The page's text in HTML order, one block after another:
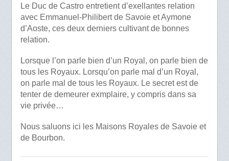
Le Duc de Castro entretient d’exellantes relation
avec Emmanuel-Philibert de Savoie et Aymone
d’Aoste, ces deux derniers cultivant de bonnes
relation.
Lorsque l’on parle bien d’un Royal, on parle bien de
tous les Royaux. Lorsqu’on parle mal d’un Royal,
on parle mal de tous les Royaux. Le secret est de
tenter de demeurer exmplaire, y compris dans sa
vie privée…
Nous saluons ici les Maisons Royales de Savoie et
de Bourbon.